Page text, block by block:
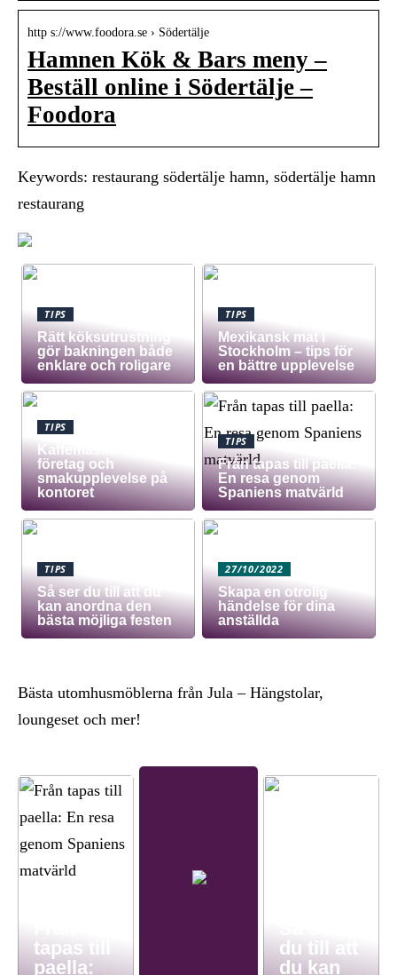
http s://www.foodora.se › Södertälje
Hamnen Kök & Bars meny –
Beställ online i Södertälje –
Foodora
Keywords: restaurang södertälje hamn, södertälje hamn
restaurang
TIPS
Rätt köksutrustning
gör bakningen både
enklare och roligare
TIPS
Mexikansk mat i
Stockholm – tips för
en bättre upplevelse
TIPS
Kaffemaskin för
företag och
smakupplevelse på
kontoret
TIPS
Från tapas till paella:
En resa genom
Spaniens matvärld
TIPS
Så ser du till att du
kan anordna den
bästa möjliga festen
27/10/2022
Skapa en otrolig
händelse för dina
anställda
Bästa utomhusmöblerna från Jula – Hängstolar,
loungeset och mer!
tapas till
paella:
du till att
du kan